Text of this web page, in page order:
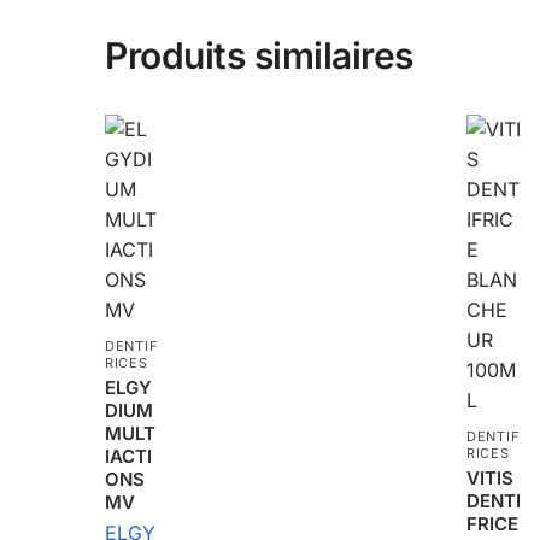
Produits similaires
DENTIF
RICES
ELGY
DIUM
MULT
IACTI
ONS
MV
ELGY
DENTIF
RICES
VITIS
DENTI
FRICE